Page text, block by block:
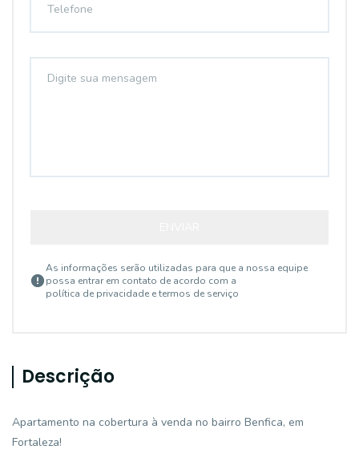
As informações serão utilizadas para que a nossa equipe
possa entrar em contato de acordo com a
política de privacidade e termos de serviço
Descrição
Apartamento na cobertura à venda no bairro Benfica, em
Fortaleza!